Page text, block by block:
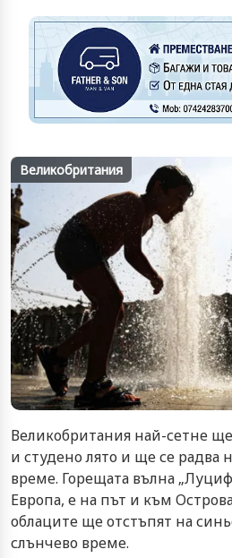
Великобритания
Великобритания най-сетне ще
и студено лято и ще се радва
време. Горещата вълна
Европа, е на път и към
облаците ще отстъпят на
слънчево време.